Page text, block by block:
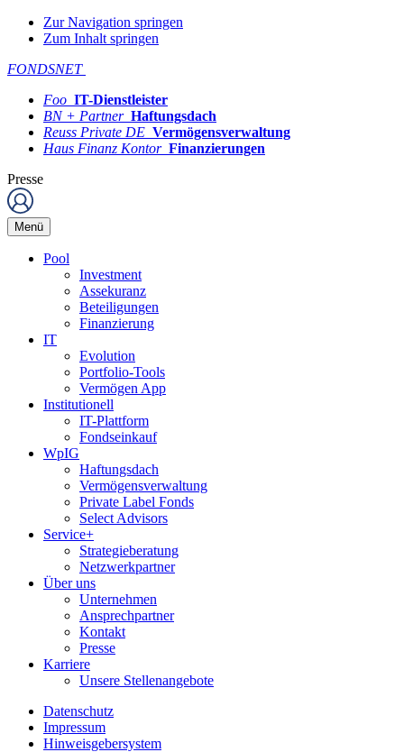
Zur Navigation springen
Zum Inhalt springen
FONDSNET
Foo IT-Dienstleister
BN + Partner Haftungsdach
Reuss Private DE Vermögensverwaltung
Haus Finanz Kontor Finanzierungen
Presse
Menü
Pool
Investment
Assekuranz
Beteiligungen
Finanzierung
IT
Evolution
Portfolio-Tools
Vermögen App
Institutionell
IT-Plattform
Fondseinkauf
WpIG
Haftungsdach
Vermögensverwaltung
Private Label Fonds
Select Advisors
Service+
Strategieberatung
Netzwerkpartner
Über uns
Unternehmen
Ansprechpartner
Kontakt
Presse
Karriere
Unsere Stellenangebote
Datenschutz
Impressum
Hinweisgebersystem